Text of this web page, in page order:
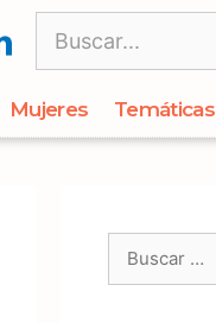
Mujeres Temáticas